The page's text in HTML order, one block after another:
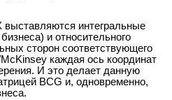
интегральные
и относительного
сторон соответствующего
каждая ось координат
И это делает данную
BCG и, одновременно,